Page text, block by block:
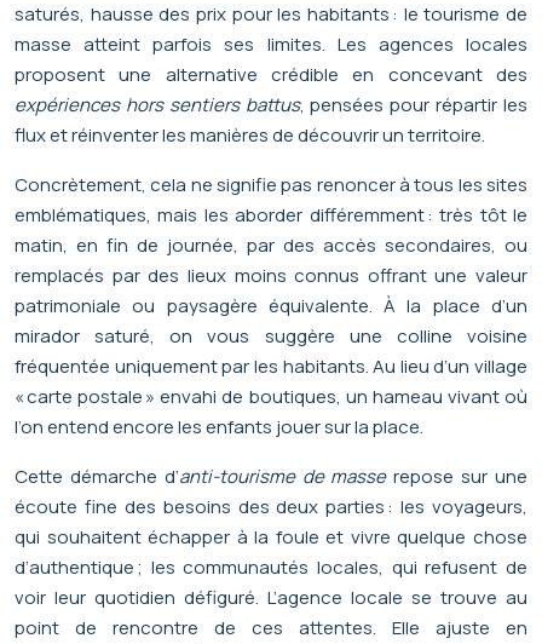
saturés, hausse des prix pour les habitants : le tourisme de
masse atteint parfois ses limites. Les agences locales
proposent une alternative crédible en concevant des
expériences hors sentiers battus, pensées pour répartir les
flux et réinventer les manières de découvrir un territoire.
Concrètement, cela ne signifie pas renoncer à tous les sites
emblématiques, mais les aborder différemment : très tôt le
matin, en fin de journée, par des accès secondaires, ou
remplacés par des lieux moins connus offrant une valeur
patrimoniale ou paysagère équivalente. À la place d’un
mirador saturé, on vous suggère une colline voisine
fréquentée uniquement par les habitants. Au lieu d’un village
« carte postale » envahi de boutiques, un hameau vivant où
l’on entend encore les enfants jouer sur la place.
Cette démarche d’anti-tourisme de masserepose sur une
écoute fine des besoins des deux parties : les voyageurs,
qui souhaitent échapper à la foule et vivre quelque chose
d’authentique ; les communautés locales, qui refusent de
voir leur quotidien défiguré. L’agence locale se trouve au
point de rencontre de ces attentes. Elle ajuste en